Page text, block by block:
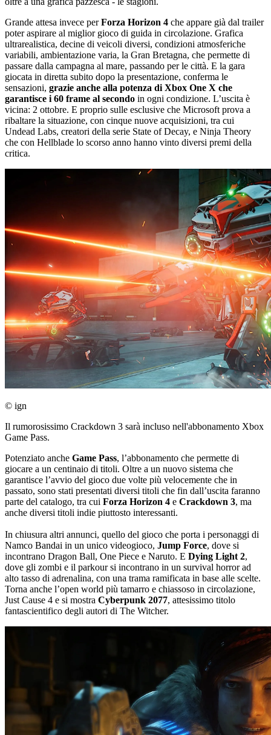
Grande attesa invece perForza Horizon 4 che appare già dal trailer
poter aspirare al miglior gioco di guida in circolazione. Grafica
ultrarealistica, decine di veicoli diversi, condizioni atmosferiche
variabili, ambientazione varia, la Gran Bretagna, che permette di
passare dalla campagna al mare, passando per le città. E la gara
giocata in diretta subito dopo la presentazione, conferma le
sensazioni, grazie anche alla potenza di Xbox One X che
garantisce i 60 frame al secondo in ogni condizione. L’uscita è
vicina: 2 ottobre. E proprio sulle esclusive che Microsoft prova a
ribaltare la situazione, con cinque nuove acquisizioni, tra cui
Undead Labs, creatori della serie State of Decay, e Ninja Theory
che con Hellblade lo scorso anno hanno vinto diversi premi della
critica.
© ign
Il rumorosissimo Crackdown 3 sarà incluso nell'abbonamento Xbox
Game Pass.
Potenziato anche Game Pass, l’abbonamento che permette di
giocare a un centinaio di titoli. Oltre a un nuovo sistema che
garantisce l’avvio del gioco due volte più velocemente che in
passato, sono stati presentati diversi titoli che fin dall’uscita faranno
parte del catalogo, tra cui Forza Horizon 4 e Crackdown 3, ma
anche diversi titoli indie piuttosto interessanti.
In chiusura altri annunci, quello del gioco che porta i personaggi di
Namco Bandai in un unico videogioco, Jump Force, dove si
incontrano Dragon Ball, One Piece e Naruto. E Dying Light 2,
dove gli zombi e il parkour si incontrano in un survival horror ad
alto tasso di adrenalina, con una trama ramificata in base alle scelte.
Torna anche l’open world più tamarro e chiassoso in circolazione,
Just Cause 4 e si mostra Cyberpunk 2077, attesissimo titolo
fantascientifico degli autori di The Witcher.